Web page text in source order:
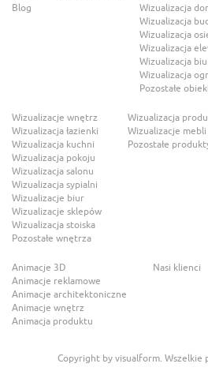
Blog
Wizualizacja
Wizualizacja
Wizualizacja
Wizualizacja
Wizualizacja
Wizualizacja
Pozostałe
Wizualizacje wnętrz
Wizualizacja łazienki
Wizualizacja kuchni
Wizualizacja pokoju
Wizualizacja salonu
Wizualizacja sypialni
Wizualizacje biur
Wizualizacje sklepów
Wizualizacja stoiska
Pozostałe wnętrza
Wizualizacja
Wizualizacje mebli
Pozostałe
Animacje 3D
Animacje reklamowe
Animacje architektoniczne
Animacje wnętrz
Animacja produktu
Nasi klienci
Copyright by visualform. Wszelkie